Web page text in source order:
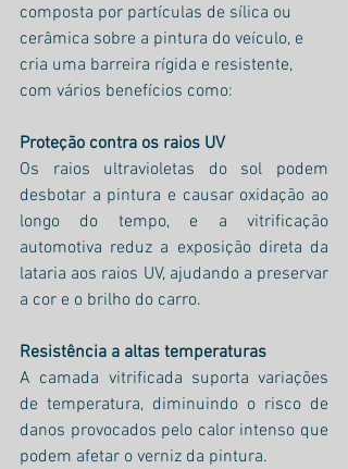
composta por partículas de sílica ou
cerâmica sobre a pintura do veículo, e
cria uma barreira rígida e resistente,
com vários benefícios como:
Proteção contra os raios UV
Os raios ultravioletas do sol podem
desbotar a pintura e causar oxidação ao
longo do tempo, e a vitrificação
automotiva reduz a exposição direta da
lataria aos raios UV, ajudando a preservar
a cor e o brilho do carro.
Resistência a altas temperaturas
A camada vitrificada suporta variações
de temperatura, diminuindo o risco de
danos provocados pelo calor intenso que
podem afetar o verniz da pintura.